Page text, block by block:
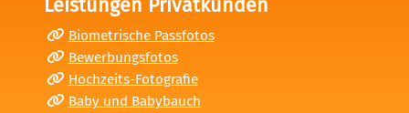
Leistungen Privatkunden
Biometrische Passfotos
Bewerbungsfotos
Hochzeits-Fotografie
Baby und Babybauch